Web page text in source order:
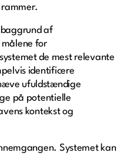
af
målene for
de mest relevante
identificere
ufuldstændige
på potentielle
kontekst og
Systemet kan